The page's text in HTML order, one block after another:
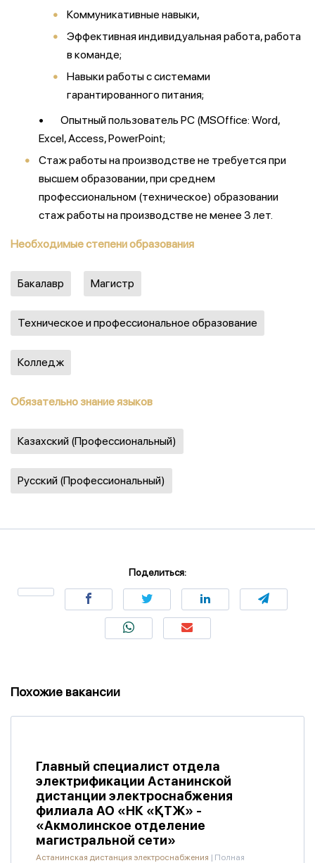
Коммуникативные навыки,
Эффективная индивидуальная работа, работа
в команде;
Навыки работы с системами
гарантированного питания;
• Опытный пользователь PC (MSOffice: Word,
Excel, Access, PowerPoint;
Cтаж работы на производстве не требуется при
высшем образовании, при среднем
профессиональном (техническое) образовании
стаж работы на производстве не менее 3 лет.
Необходимые степени образования
Бакалавр Магистр
Техническое и профессиональное образование
Колледж
Обязательно знание языков
Казахский (Профессиональный)
Русский (Профессиональный)
Поделиться:
Похожие вакансии
Главный специалист отдела
электрификации Астанинской
дистанции электроснабжения
филиала АО «НК «ҚТЖ» -
«Акмолинское отделение
магистральной сети»
Астанинская дистанция электроснабжения | Полная